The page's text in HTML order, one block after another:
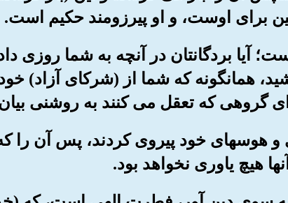
برای اوست، و او پیرزومند حکیم است.
آیا بردگانتان در آنچه به شما روزی
همانگونه که شما از (شرکای آزاد) خود
گروهی که تعقل می کنند به روشنی
و هوسهای خود پیروی کردند، پس آن را
هیچ یاوری نخواهد بود.